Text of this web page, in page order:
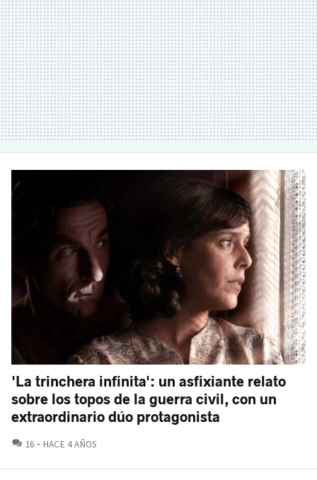
'La trinchera infinita': un asfixiante relato
sobre los topos de la guerra civil, con un
extraordinario dúo protagonista
16 COMENTARIOS
HACE 4 AÑOS